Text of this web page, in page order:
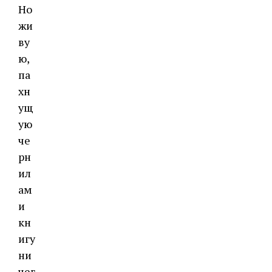
Но
жи
ву
ю,
па
хн
ущ
ую
че
рн
ил
ам
и
кн
игу
ни